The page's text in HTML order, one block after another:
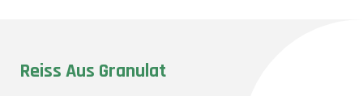
Reiss Aus Granulat